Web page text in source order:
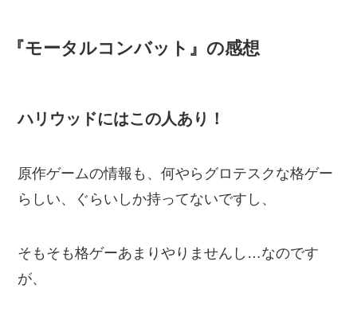
『モータルコンバット』の感想
ハリウッドにはこの人あり！
原作ゲームの情報も、何やらグロテスクな格ゲー
らしい、ぐらいしか持ってないですし、
そもそも格ゲーあまりやりませんし…なのです
が、